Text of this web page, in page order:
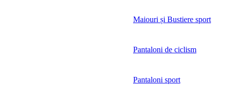
Maiouri și Bustiere sport
Pantaloni de ciclism
Pantaloni sport